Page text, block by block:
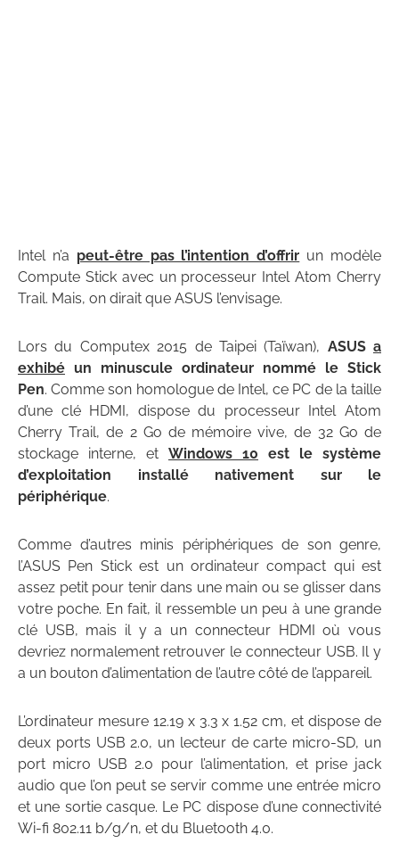
Intel n’a peut-être pas l’intention d’offrir un modèle
Compute Stick avec un processeur Intel Atom Cherry
Trail. Mais, on dirait que ASUS l’envisage.
Lors du Computex 2015 de Taipei (Taïwan), ASUS a
exhibé un minuscule ordinateur nommé le Stick
Pen. Comme son homologue de Intel, ce PC de la taille
d’une clé HDMI, dispose du processeur Intel Atom
Cherry Trail, de 2 Go de mémoire vive, de 32 Go de
stockage interne, et Windows 10 est le système
d’exploitation installé nativement sur le
périphérique.
Comme d’autres minis périphériques de son genre,
l’ASUS Pen Stick est un ordinateur compact qui est
assez petit pour tenir dans une main ou se glisser dans
votre poche. En fait, il ressemble un peu à une grande
clé USB, mais il y a un connecteur HDMI où vous
devriez normalement retrouver le connecteur USB. Il y
a un bouton d’alimentation de l’autre côté de l’appareil.
L’ordinateur mesure 12.19 x 3.3 x 1.52 cm, et dispose de
deux ports USB 2.0, un lecteur de carte micro-SD, un
port micro USB 2.0 pour l’alimentation, et prise jack
audio que l’on peut se servir comme une entrée micro
et une sortie casque. Le PC dispose d’une connectivité
Wi-fi 802.11 b/g/n, et du Bluetooth 4.0.